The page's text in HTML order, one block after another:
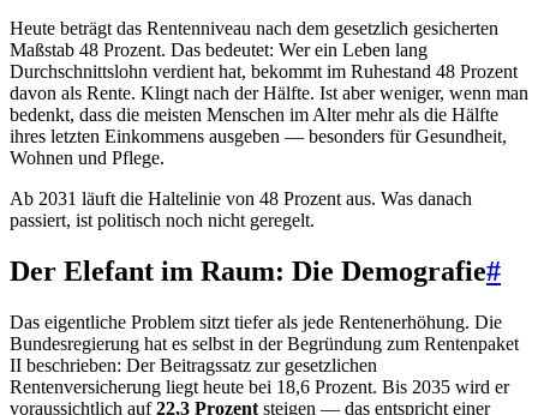
Heute beträgt das Rentenniveau nach dem gesetzlich gesicherten
Maßstab 48 Prozent. Das bedeutet: Wer ein Leben lang
Durchschnittslohn verdient hat, bekommt im Ruhestand 48 Prozent
davon als Rente. Klingt nach der Hälfte. Ist aber weniger, wenn man
bedenkt, dass die meisten Menschen im Alter mehr als die Hälfte
ihres letzten Einkommens ausgeben — besonders für Gesundheit,
Wohnen und Pflege.
Ab 2031 läuft die Haltelinie von 48 Prozent aus. Was danach
passiert, ist politisch noch nicht geregelt.
Der Elefant im Raum: Die Demografie#
Das eigentliche Problem sitzt tiefer als jede Rentenerhöhung. Die
Bundesregierung hat es selbst in der Begründung zum Rentenpaket
II beschrieben: Der Beitragssatz zur gesetzlichen
Rentenversicherung liegt heute bei 18,6 Prozent. Bis 2035 wird er
voraussichtlich auf22,3 Prozent steigen — das entspricht einer